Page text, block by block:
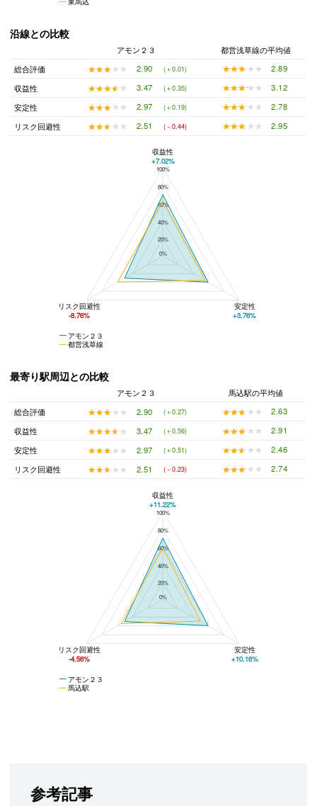
沿線との比較
アモン２３
都営浅草線の平均値
総合評価
★★★★★
★★★★★ 2.90 (＋0.01) ★★★★★
★★★★★
2.89
収益性
★★★★★
★★★★★ 3.47 (＋0.35) ★★★★★
★★★★★
3.12
安定性
★★★★★
★★★★★ 2.97 (＋0.19) ★★★★★
★★★★★
2.78
リスク回避性
★★★★★
★★★★★ 2.51 (－0.44) ★★★★★
★★★★★ 2.95
アモン２３と都営浅草線の平均値の総合評価の比較
100%
80%
60%
40%
20%
0%
アモン２３
都営浅草線
収益性
+7.02%
リスク回避性
-8.76%
安定性
+3.76%
最寄り駅周辺との比較
アモン２３
馬込駅の平均値
総合評価
★★★★★
★★★★★ 2.90 (＋0.27) ★★★★★
★★★★★
2.63
収益性
★★★★★
★★★★★ 3.47 (＋0.56) ★★★★★
★★★★★
2.91
安定性
★★★★★
★★★★★ 2.97 (＋0.51) ★★★★★
★★★★★
2.46
リスク回避性
★★★★★
★★★★★ 2.51 (－0.23) ★★★★★
★★★★★ 2.74
アモン２３と馬込駅の平均値の総合評価の比較
100%
80%
60%
40%
20%
0%
アモン２３
馬込駅
収益性
+11.22%
リスク回避性
-4.56%
安定性
+10.16%
参考記事